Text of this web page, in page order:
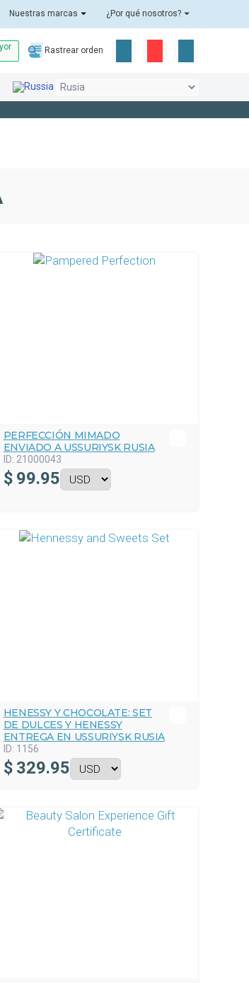
Nuestras marcas ¿Por qué nosotros?
Rastrear orden
PERFECCIÓN MIMADO
ENVIADO A USSURIYSK RUSIA
ID: 21000043
$ 99.95
HENESSY Y CHOCOLATE: SET
DE DULCES Y HENESSY
ENTREGA EN USSURIYSK RUSIA
ID: 1156
$ 329.95